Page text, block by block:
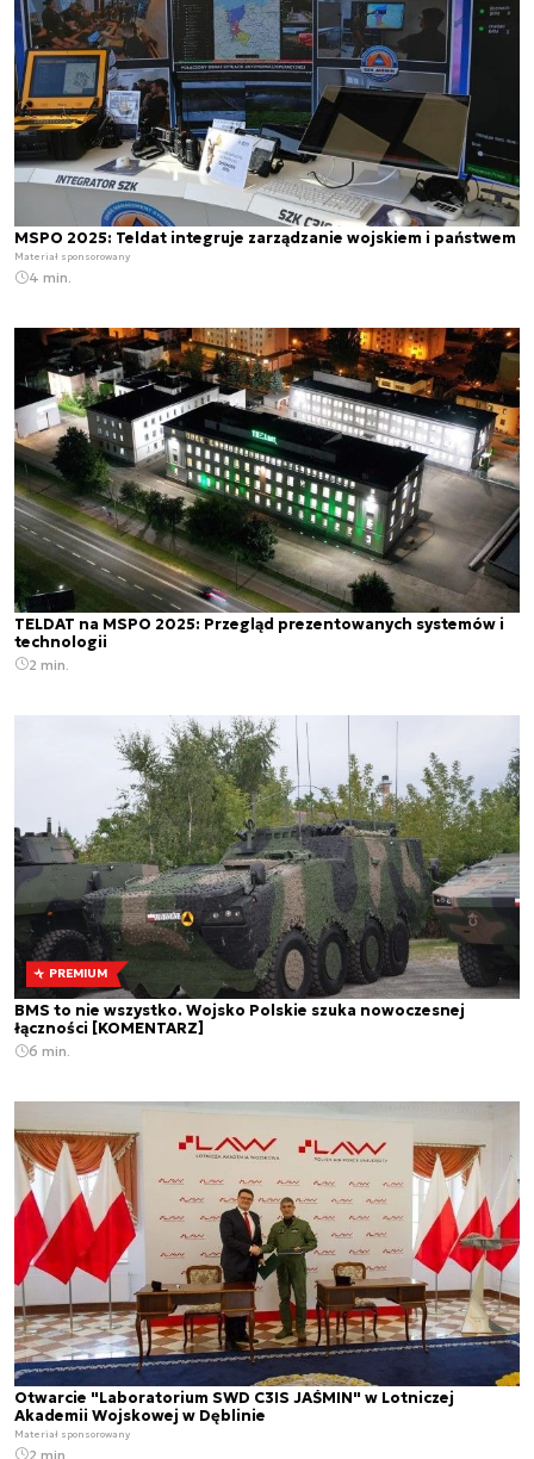
MSPO 2025: Teldat integruje zarządzanie wojskiem i państwem
Materiał sponsorowany
4 min.
TELDAT na MSPO 2025: Przegląd prezentowanych systemów i
technologii
2 min.
PREMIUM
BMS to nie wszystko. Wojsko Polskie szuka nowoczesnej
łączności [KOMENTARZ]
6 min.
Otwarcie "Laboratorium SWD C3IS JAŚMIN" w Lotniczej
Akademii Wojskowej w Dęblinie
Materiał sponsorowany
2 min.